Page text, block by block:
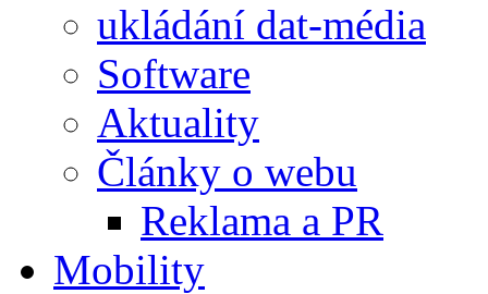
ukládání dat-média
Software
Aktuality
Články o webu
Reklama a PR
Mobility